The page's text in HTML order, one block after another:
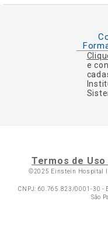
e
Termos de
©2025 Einstein Hospital
CNPJ: 60.765.823/0001-30 -
São